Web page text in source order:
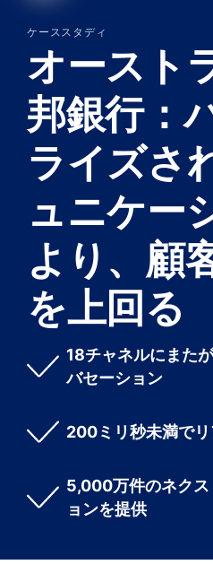
ケーススタディ
オースト
邦銀行：
ライズさ
ュニケー
より、顧
を上回る
18チャネルにまた
バセーション
200ミリ秒未満で
5,000万件のネクス
ョンを提供